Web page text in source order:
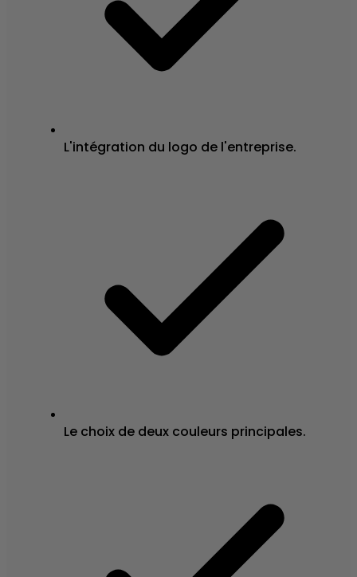
L'intégration du logo de l'entreprise.
Le choix de deux couleurs principales.